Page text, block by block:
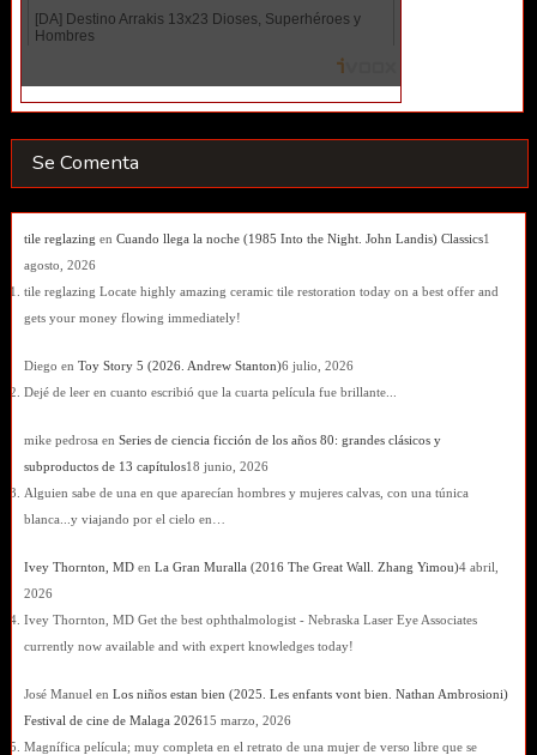
Se Comenta
tile reglazing en Cuando llega la noche (1985 Into the Night. John Landis) Classics1
agosto, 2026
tile reglazing Locate highly amazing ceramic tile restoration today on a best offer and
gets your money flowing immediately!
Diego en Toy Story 5 (2026. Andrew Stanton)6 julio, 2026
Dejé de leer en cuanto escribió que la cuarta película fue brillante...
mike pedrosa en Series de ciencia ficción de los años 80: grandes clásicos y
subproductos de 13 capítulos18 junio, 2026
Alguien sabe de una en que aparecían hombres y mujeres calvas, con una túnica
blanca...y viajando por el cielo en…
Ivey Thornton, MDen La Gran Muralla (2016 The Great Wall. Zhang Yimou)4 abril,
2026
Ivey Thornton, MD Get the best ophthalmologist - Nebraska Laser Eye Associates
currently now available and with expert knowledges today!
José Manuel en Los niños estan bien (2025. Les enfants vont bien. Nathan Ambrosioni)
Festival de cine de Malaga 202615 marzo, 2026
Magnífica película; muy completa en el retrato de una mujer de verso libre que se